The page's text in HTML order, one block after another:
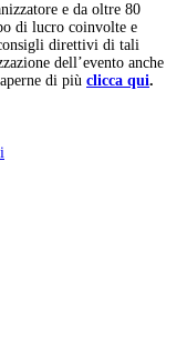
e da oltre 80
di lucro coinvolte e
direttivi di tali
dell’evento anche
di più clicca qui.